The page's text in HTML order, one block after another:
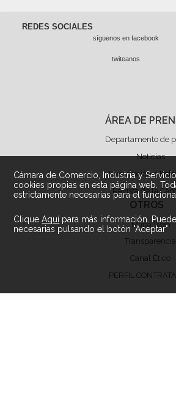
Cámara de Comercio, Industria y
cookies propias en esta página web.
estrictamente necesarias para el
CliqueAquí para más información.
necesarias pulsando el botón "Aceptar"
REDES SOCIALES
síguenos en facebook
twiteanos
ÁREA DE
Departamento de
Noticias
Suscripción a
Revista de la
OTROS
Mapa Web
Transparencia
Canal Ético
PERFIL